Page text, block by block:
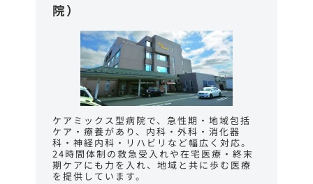
院）
ケアミックス型病院で、急性期・地域包括
ケア・療養があり、内科・外科・消化器
科・神経内科・リハビリなど幅広く対応。
24時間体制の救急受入れや在宅医療・終末
期ケアにも力を入れ、地域と共に歩む医療
を提供しています。